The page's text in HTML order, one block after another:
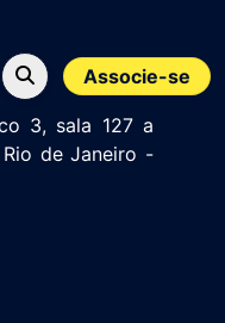
Associe-se
3, sala 127 a
de Janeiro -